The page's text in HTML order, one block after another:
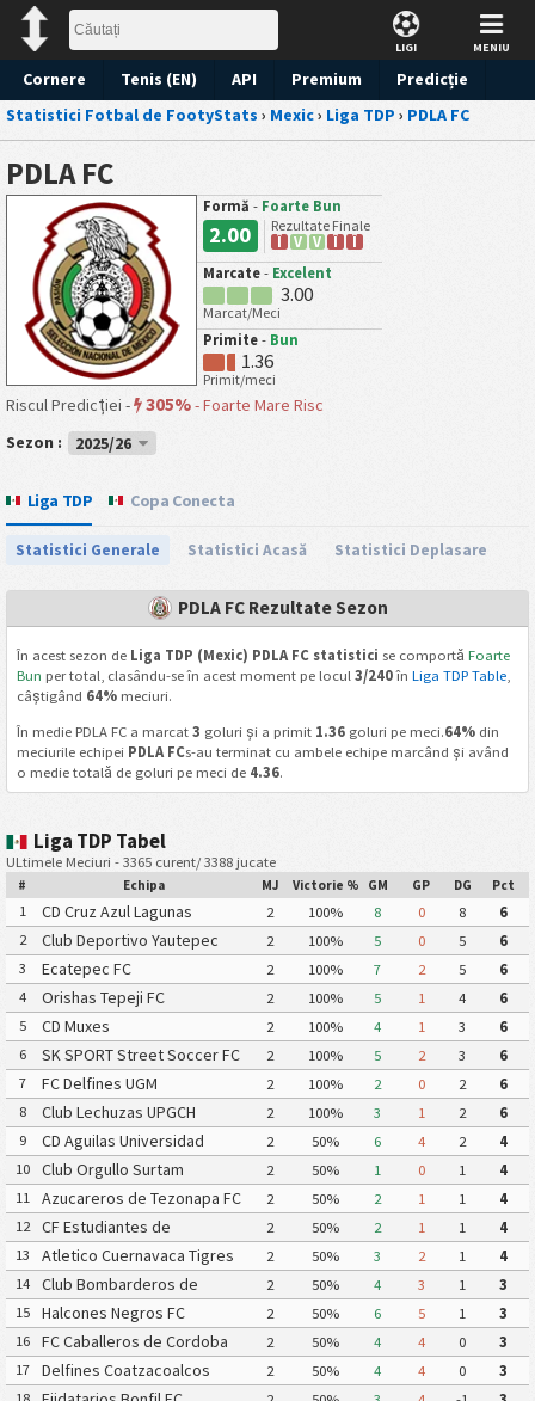
LIGI MENIU
Cornere Tenis (EN) API Premium
Predicție
Statistici Fotbal de FootyStats › Mexic› Liga TDP › PDLA FC
PDLA FC
Formă - Foarte Bun
2.00
Rezultate Finale
Î
V V Î
Î
Marcate - Excelent
3.00
Marcat/Meci
Primite - Bun
1.36
Primit/meci
Riscul Predicției - 305%-Foarte Mare Risc
Sezon :
2025/26
Liga TDP Copa Conecta
Statistici Generale Statistici Acasă Statistici Deplasare
PDLA FC Rezultate Sezon
În acest sezon de Liga TDP (Mexic) PDLA FC statistici se comportă Foarte
Bun per total, clasându-se în acest moment pe locul 3/240în Liga TDP Table,
câștigând 64%meciuri.
În medie PDLA FC a marcat 3 goluri și a primit 1.36goluri pe meci.64%din
meciurile echipei PDLA FCs-au terminat cu ambele echipe marcând și având
o medie totală de goluri pe meci de 4.36.
Liga TDP Tabel
ULtimele Meciuri - 3365 curent/ 3388 jucate
# Echipa MJ Victorie % GM GP DG Pct
1 CD Cruz Azul Lagunas 2 100% 8 0 8
6
2
Club Deportivo Yautepec 2 100% 5 0 5
6
3
Ecatepec FC 2 100% 7 2 5
6
4
Orishas Tepeji FC 2 100% 5 1 4
6
5
CD Muxes 2 100% 4 1 3
6
6
SK SPORT Street Soccer FC 2 100% 5 2 3
6
7
FC Delfines UGM 2 100% 2 0 2
6
8
Club Lechuzas UPGCH 2 100% 3 1 2
6
9
CD Aguilas Universidad
Autonoma de Guerrero
2 50% 6 4 2
4
10
Club Orgullo Surtam 2 50% 1 0 1
4
11
Azucareros de Tezonapa FC 2 50% 2 1 1
4
12
CF Estudiantes de
Atlacomulco
2 50% 2 1 1
4
13
Atletico Cuernavaca Tigres
Yautepec
2 50% 3 2 1
4
14
Club Bombarderos de
Tecamac
2 50% 4 3 1
3
15
Halcones Negros FC 2 50% 6 5 1
3
16
FC Caballeros de Cordoba 2 50% 4 4 0
3
17
Delfines Coatzacoalcos 2 50% 4 4 0
3